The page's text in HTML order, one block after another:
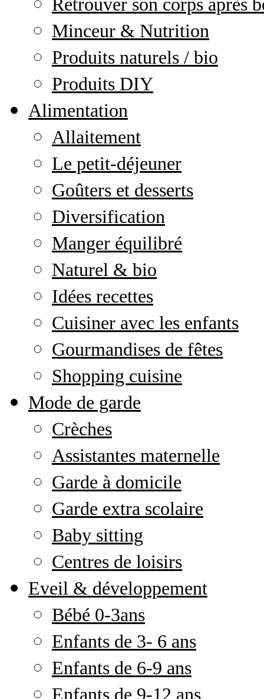
Retrouver son corps après
Minceur & Nutrition
Produits naturels / bio
Produits DIY
Alimentation
Allaitement
Le petit-déjeuner
Goûters et desserts
Diversification
Manger équilibré
Naturel & bio
Idées recettes
Cuisiner avec les enfants
Gourmandises de fêtes
Shopping cuisine
Mode de garde
Crèches
Assistantes maternelle
Garde à domicile
Garde extra scolaire
Baby sitting
Centres de loisirs
Eveil & développement
Bébé 0-3ans
Enfants de 3- 6 ans
Enfants de 6-9 ans
Enfants de 9-12 ans